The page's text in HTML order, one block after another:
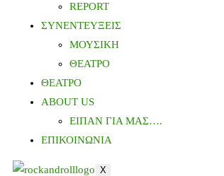
REPORT
ΣΥΝΕΝΤΕΥΞΕΙΣ
ΜΟΥΣΙΚΗ
ΘΕΑΤΡΟ
ΘΕΑΤΡΟ
ABOUT US
ΕΙΠΑΝ ΓΙΑ ΜΑΣ….
ΕΠΙΚΟΙΝΩΝΙΑ
X